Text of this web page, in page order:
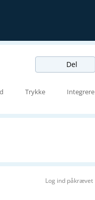
Del
Trykke Integrere
Log ind påkrævet